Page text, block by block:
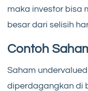
maka investor bisa
besar dari selisih
Contoh
Saham
diperdagangkan di